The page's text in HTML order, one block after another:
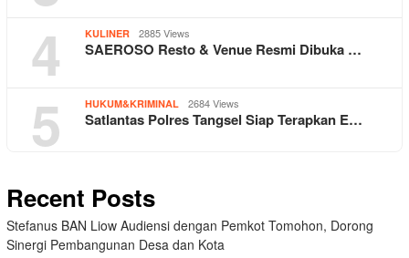
4 KULINER 2885 Views
SAEROSO Resto & Venue Resmi Dibuka …
5 HUKUM&KRIMINAL 2684 Views
Satlantas Polres Tangsel Siap Terapkan E…
Recent Posts
Stefanus BAN Liow Audiensi dengan Pemkot Tomohon, Dorong
Sinergi Pembangunan Desa dan Kota